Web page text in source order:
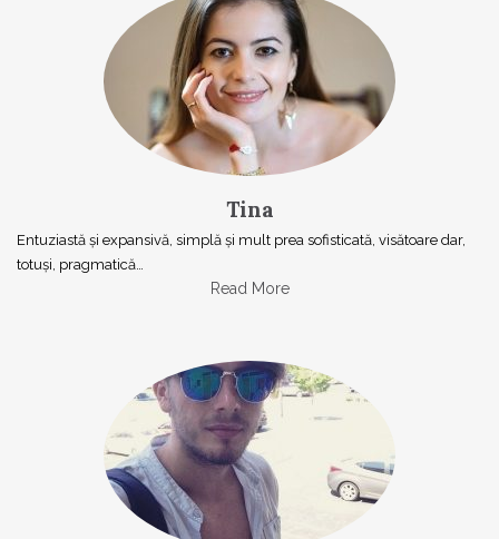
Tina
Entuziastă şi expansivă, simplă şi mult prea sofisticată, visătoare dar,
totuşi, pragmatică…
Read More